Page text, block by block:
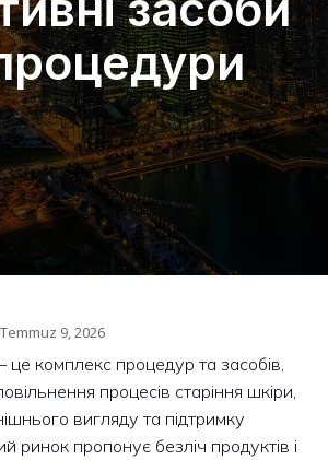
Temmuz 9, 2026
комплекс процедур та засобів,
процесів старіння шкіри,
вигляду та підтримку
ринок пропонує безліч продуктів і